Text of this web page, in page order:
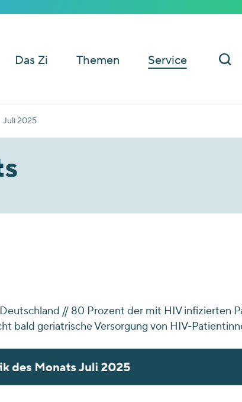
Das Zi Themen Service
Juli 2025
// 80 Prozent der mit HIV infizierten
bald geriatrische Versorgung von HIV-